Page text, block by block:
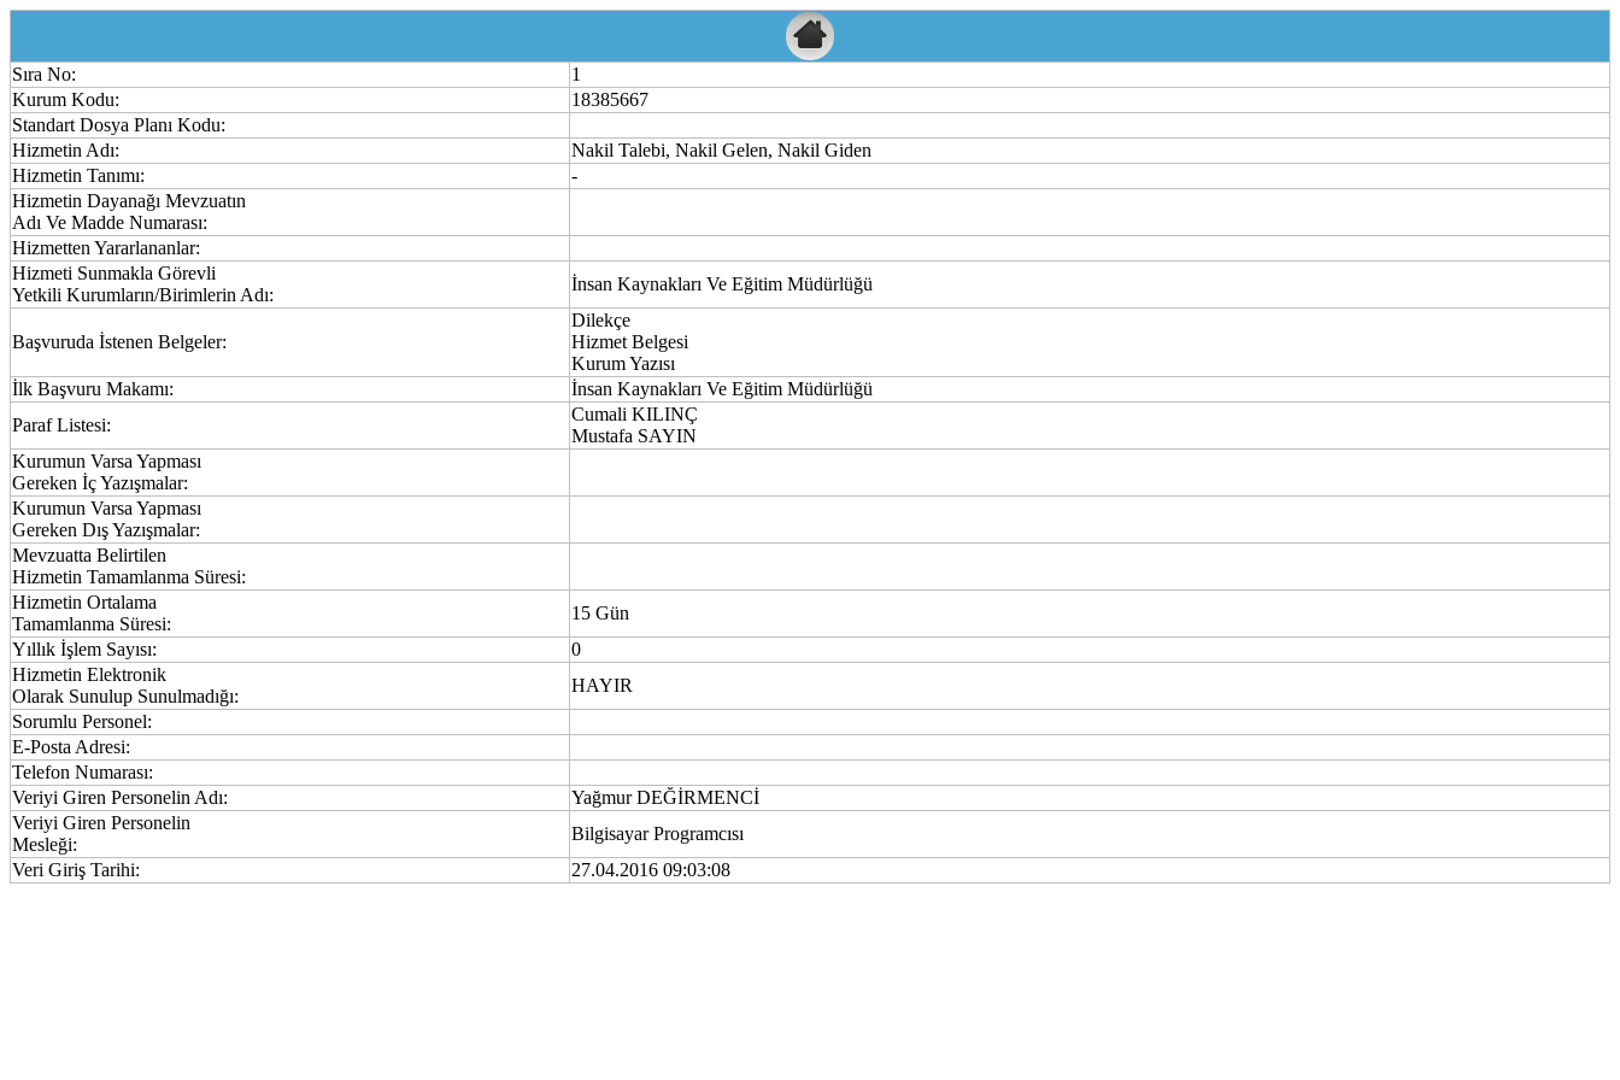
Sıra No:
1
Kurum Kodu:
18385667
Standart Dosya Planı Kodu:
Hizmetin Adı:
Nakil Talebi, Nakil Gelen, Nakil Giden
Hizmetin Tanımı:
-
Hizmetin Dayanağı Mevzuatın
Adı Ve Madde Numarası:
Hizmetten Yararlananlar:
Hizmeti Sunmakla Görevli
Yetkili Kurumların/Birimlerin Adı:
İnsan Kaynakları Ve Eğitim Müdürlüğü
Başvuruda İstenen Belgeler:
Dilekçe
Hizmet Belgesi
Kurum Yazısı
İlk Başvuru Makamı:
İnsan Kaynakları Ve Eğitim Müdürlüğü
Paraf Listesi:
Cumali KILINÇ
Mustafa SAYIN
Kurumun Varsa Yapması
Gereken İç Yazışmalar:
Kurumun Varsa Yapması
Gereken Dış Yazışmalar:
Mevzuatta Belirtilen
Hizmetin Tamamlanma Süresi:
Hizmetin Ortalama
Tamamlanma Süresi:
15 Gün
Yıllık İşlem Sayısı:
0
Hizmetin Elektronik
Olarak Sunulup Sunulmadığı:
HAYIR
Sorumlu Personel:
E-Posta Adresi:
Telefon Numarası:
Veriyi Giren Personelin Adı:
Yağmur DEĞİRMENCİ
Veriyi Giren Personelin
Mesleği:
Bilgisayar Programcısı
Veri Giriş Tarihi:
27.04.2016 09:03:08